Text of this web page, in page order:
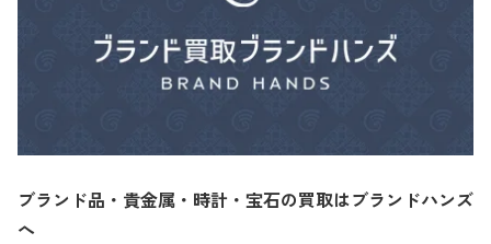
ブランド品・貴金属・時計・宝石の買取はブランドハンズ
へ